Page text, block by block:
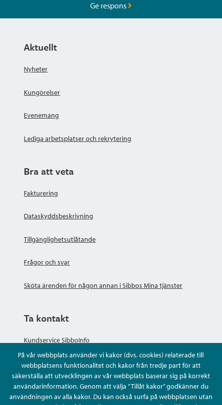
På vår webbplats använder vi kakor (dvs. cookies) relaterade till
webbplatsens funktionalitet och kakor från tredje part för att
säkerställa att utvecklingen av vår webbplats baserar sig på korrekt
användarinformation. Genom att välja ”Tillåt kakor” godkänner du
användningen av alla kakor. Du kan också surfa på webbplatsen utan
Ge respons
Aktuellt
Nyheter
Kungörelser
Evenemang
Lediga arbetsplatser och rekrytering
Bra att veta
Fakturering
Dataskyddsbeskrivning
Tillgänglighetsutlåtande
Frågor och svar
Sköta ärenden för någon annan i Sibbos Mina tjänster
Ta kontakt
Kundservice SibboInfo
Ge anonym respons
Ställ en fråga eller sköta ditt ärende